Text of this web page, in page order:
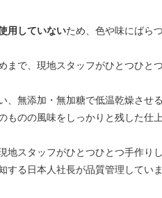
用していないため、色や味にばら
まで、現地スタッフがひとつひと
、無添加・無加糖で低温乾燥させる
ものの風味をしっかりと残した仕
地スタッフがひとつひとつ手作りし
する日本人社長が品質管理していま